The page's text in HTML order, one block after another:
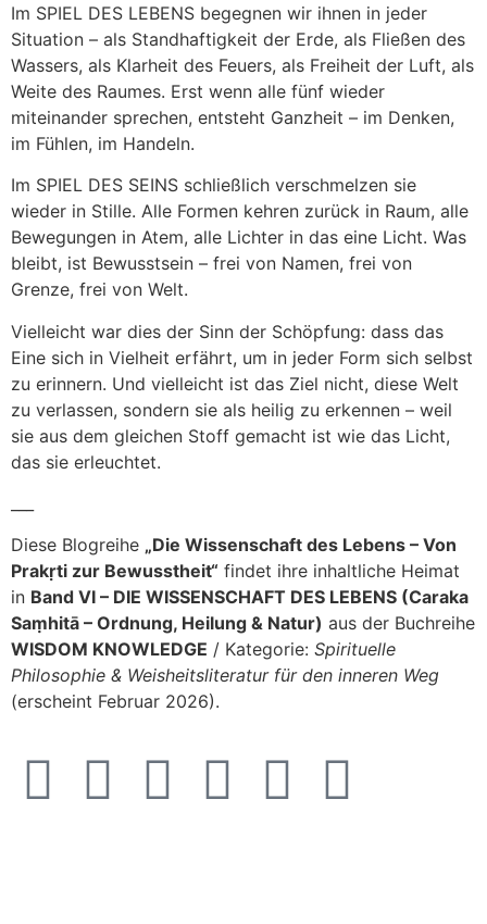
Im SPIEL DES LEBENS begegnen wir ihnen in jeder
Situation – als Standhaftigkeit der Erde, als Fließen des
Wassers, als Klarheit des Feuers, als Freiheit der Luft, als
Weite des Raumes. Erst wenn alle fünf wieder
miteinander sprechen, entsteht Ganzheit – im Denken,
im Fühlen, im Handeln.
Im SPIEL DES SEINS schließlich verschmelzen sie
wieder in Stille. Alle Formen kehren zurück in Raum, alle
Bewegungen in Atem, alle Lichter in das eine Licht. Was
bleibt, ist Bewusstsein – frei von Namen, frei von
Grenze, frei von Welt.
Vielleicht war dies der Sinn der Schöpfung: dass das
Eine sich in Vielheit erfährt, um in jeder Form sich selbst
zu erinnern. Und vielleicht ist das Ziel nicht, diese Welt
zu verlassen, sondern sie als heilig zu erkennen – weil
sie aus dem gleichen Stoff gemacht ist wie das Licht,
das sie erleuchtet.
Diese Blogreihe „Die Wissenschaft des Lebens – Von
Prakṛti zur Bewusstheit“ findet ihre inhaltliche Heimat
in Band VI – DIE WISSENSCHAFT DES LEBENS (Caraka
Saṃhitā – Ordnung, Heilung & Natur) aus der Buchreihe
WISDOM KNOWLEDGE / Kategorie: Spirituelle
Philosophie & Weisheitsliteratur für den inneren Weg
(erscheint Februar 2026).